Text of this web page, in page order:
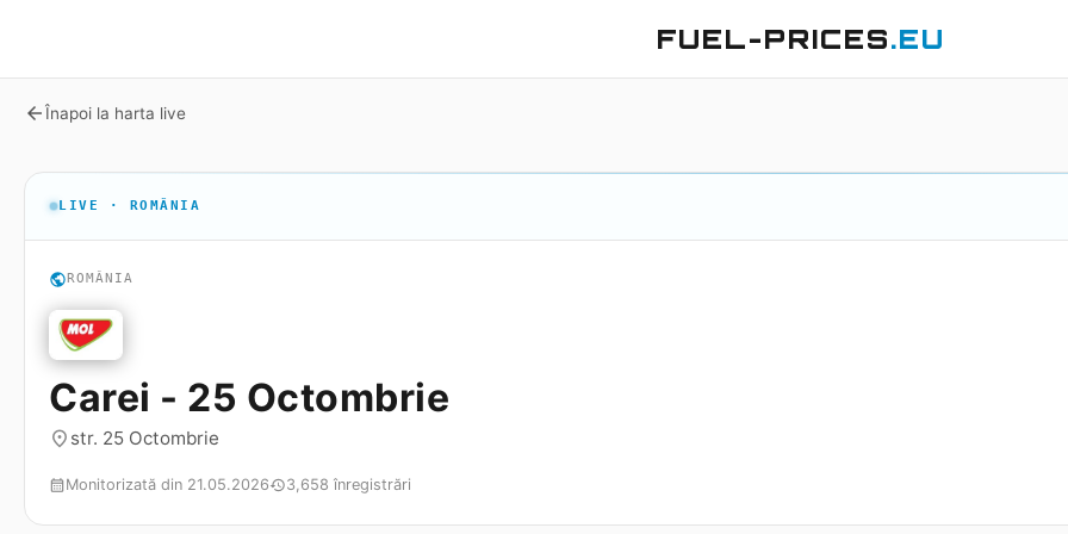
FUEL-PRICES.EU
arrow_backÎnapoi la harta live
LIVE · ROMÂNIA
publicROMÂNIA
Carei - 25 Octombrie
place str. 25 Octombrie
calendar_monthMonitorizată din 21.05.2026history3,658 înregistrări